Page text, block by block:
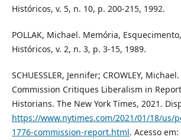
Históricos, v. 5, n. 10, p. 200-215, 1992.
POLLAK, Michael. Memória,
Históricos, v. 2, n. 3, p. 3-15, 1989.
SCHUESSLER, Jennifer; CROWLEY,
Commission Critiques Liberalism in
Historians. The New York Times, 2021.
https://www.nytimes.com/2021/01/18/us/
1776-commission-report.html. Acesso